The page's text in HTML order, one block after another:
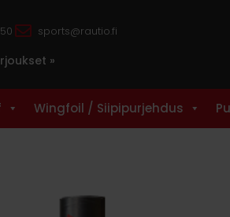
sports@rautio.fi
»
Wingfoil / Siipipurjehdus